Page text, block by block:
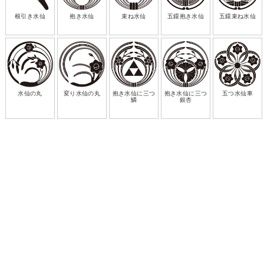
根引き水仙 抱き水仙 束ね水仙 五鐶抱き水仙 五鐶束ね水仙
水仙の丸 変り水仙の丸
抱き水仙に三つ
鱗
抱き水仙に三つ
銀杏
五つ水仙車